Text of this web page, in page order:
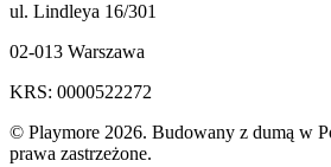
ul. Lindleya 16/301
02-013 Warszawa
KRS: 0000522272
© Playmore 2026. Budowany z dumą w
prawa zastrzeżone.